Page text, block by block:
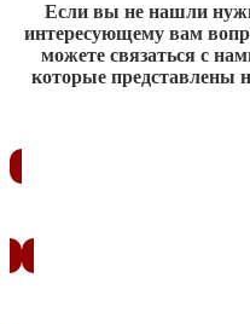
Если вы не нашли
интересующему вам
можете связаться с
которые представлены